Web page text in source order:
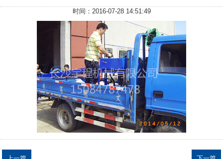
时间：2016-07-28 14:51:49